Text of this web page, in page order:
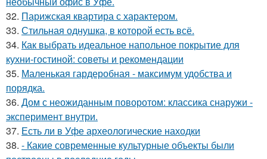
32. Парижская квартира с характером.
33. Стильная однушка, в которой есть всё.
34. Как выбрать идеальное напольное покрытие для
кухни-гостиной: советы и рекомендации
35. Маленькая гардеробная - максимум удобства и
порядка.
36. Дом с неожиданным поворотом: классика снаружи -
эксперимент внутри.
37. Есть ли в Уфе археологические находки
38. - Какие современные культурные объекты были